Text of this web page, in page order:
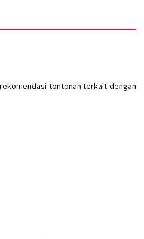
tontonan terkait dengan